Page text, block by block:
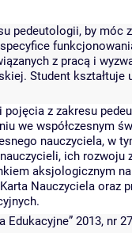
pedeutologii, by
z pracą i
Student
z zakresu
we współczesnym
nauczyciela,
ich
aksjologicznym
Nauczyciela
2013, nr